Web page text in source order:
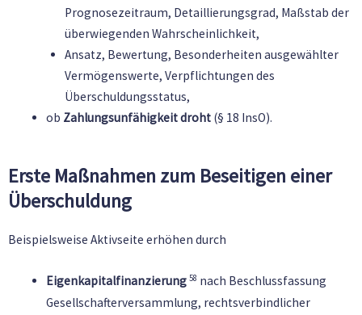
Prognosezeitraum, Detaillierungsgrad, Maßstab der
überwiegenden Wahrscheinlichkeit,
Ansatz, Bewertung, Besonderheiten ausgewählter
Vermögenswerte, Verpflichtungen des
Überschuldungsstatus,
ob Zahlungsunfähigkeit droht(§ 18 InsO).
Erste Maßnahmen zum Beseitigen einer
Überschuldung
Beispielsweise Aktivseite erhöhen durch
Eigenkapitalfinanzierung 58 nach Beschlussfassung
Gesellschafterversammlung, rechtsverbindlicher